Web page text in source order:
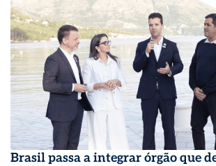
Brasil passa a integrar órgão que